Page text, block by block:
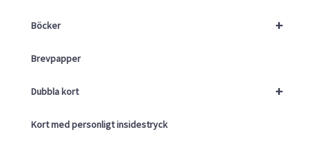
+
Böcker
Brevpapper
+
Dubbla kort
Kort med personligt insidestryck